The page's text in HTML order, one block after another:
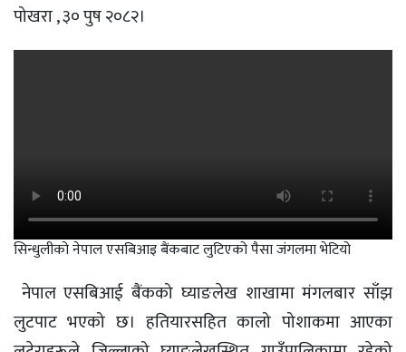
पोखरा , ३० पुष २०८२।
सिन्धुलीको नेपाल एसबिआइ बैंकबाट लुटिएको पैसा जंगलमा भेटियो
नेपाल एसबिआई बैंकको घ्याङलेख शाखामा मंगलबार साँझ
लुटपाट भएको छ। हतियारसहित कालो पोशाकमा आएका